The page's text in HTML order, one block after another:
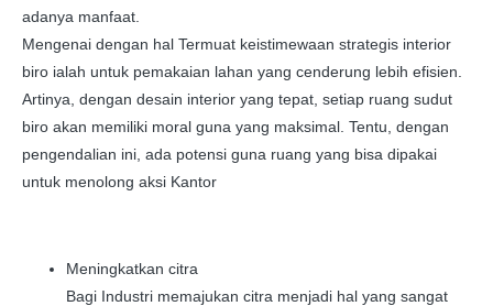
adanya manfaat.
Mengenai dengan hal Termuat keistimewaan strategis interior
biro ialah untuk pemakaian lahan yang cenderung lebih efisien.
Artinya, dengan desain interior yang tepat, setiap ruang sudut
biro akan memiliki moral guna yang maksimal. Tentu, dengan
pengendalian ini, ada potensi guna ruang yang bisa dipakai
untuk menolong aksi Kantor
Meningkatkan citra
Bagi Industri memajukan citra menjadi hal yang sangat